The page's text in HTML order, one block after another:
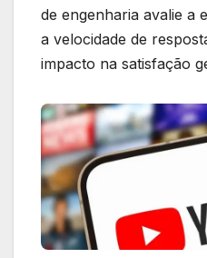
de engenharia avalie a
a velocidade de
impacto na satisfação